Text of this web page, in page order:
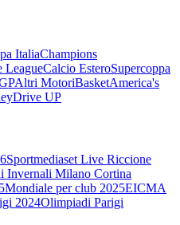
ItaliaChampions
LeagueCalcio EsteroSupercoppa
Altri MotoriBasketAmerica's
Drive UP
Sportmediaset Live Riccione
Invernali Milano Cortina
Mondiale per club 2025EICMA
2024Olimpiadi Parigi